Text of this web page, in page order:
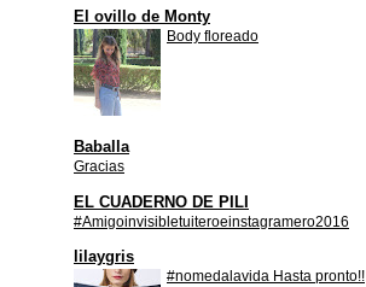
El ovillo de Monty
Body floreado
Baballa
Gracias
EL CUADERNO DE PILI
#Amigoinvisibletuiteroeinstagramero2016
lilaygris
#nomedalavida Hasta pronto!!